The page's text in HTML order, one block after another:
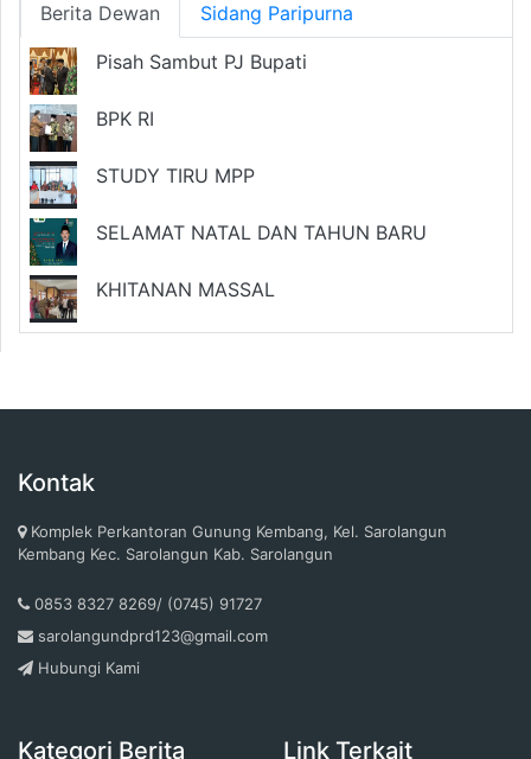
Berita Dewan Sidang Paripurna
Pisah Sambut PJ Bupati
BPK RI
STUDY TIRU MPP
SELAMAT NATAL DAN TAHUN BARU
KHITANAN MASSAL
Kontak
Komplek Perkantoran Gunung Kembang, Kel. Sarolangun
Kembang Kec. Sarolangun Kab. Sarolangun
0853 8327 8269/ (0745) 91727
sarolangundprd123@gmail.com
Hubungi Kami
Kategori Berita Link Terkait